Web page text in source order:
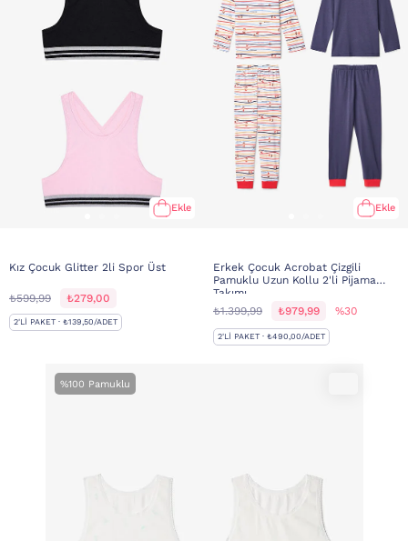
Ekle
Kız Çocuk Glitter 2li Spor Üst
₺599,99 ₺279,00
2'LI PAKET · ₺139,50/ADET
Ekle
Erkek Çocuk Acrobat Çizgili
Pamuklu Uzun Kollu 2'li Pijama
Takımı
₺1.399,99
₺979,99 %30
2'LI PAKET · ₺490,00/ADET
%100 Pamuklu